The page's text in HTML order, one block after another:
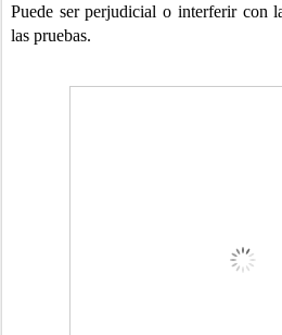
Puede ser perjudicial o interferir con
las pruebas.